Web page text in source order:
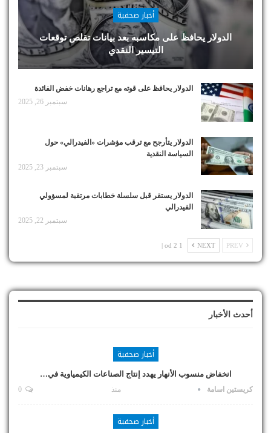
أخبار صحفية
الدولار يحافظ على مكاسبه بعد بيانات تقلص توقعات
التيسير النقدي
الدولار يحافظ على قوته مع تراجع رهانات خفض الفائدة
سبتمبر 26, 2025
الدولار يتأرجح مع ترقب مؤشرات «الفيدرالي» حول
السياسة النقدية
سبتمبر 23, 2025
الدولار يستقر قبل سلسلة خطابات مرتقبة لمسؤولي
الفيدرالي
سبتمبر 22, 2025
NEXT
1 od 2 |
أحدث الأخبار
أخبار صحفية
انخفاض منسوب الأنهار يهدد إنتاج الصناعات الكيمياوية في…
كريستين اسامة منذ
أخبار صحفية